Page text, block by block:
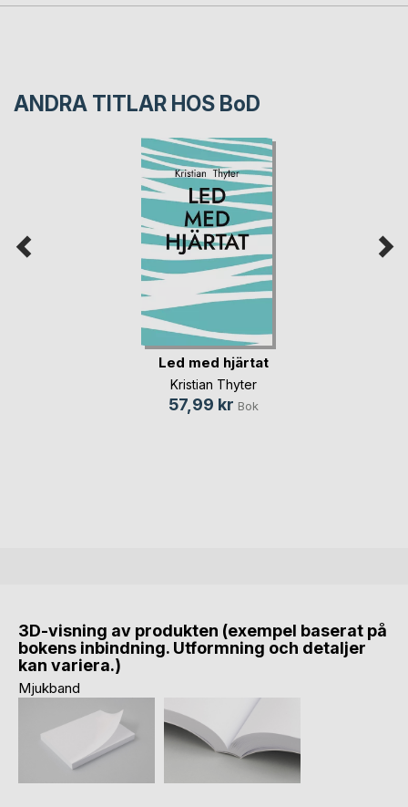
ANDRA TITLAR HOS BoD
Led med hjärtat
Kristian Thyter
57,99 kr Bok
3D-visning av produkten (exempel baserat på
bokens inbindning. Utformning och detaljer
kan variera.)
Mjukband